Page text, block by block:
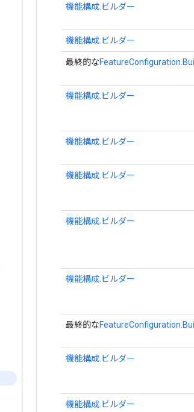
機能構成.ビルダー
機能構成.ビルダー
最終的な
機能構成.ビルダー
機能構成.ビルダー
機能構成.ビルダー
機能構成.ビルダー
機能構成.ビルダー
最終的な
機能構成.ビルダー
機能構成.ビルダー